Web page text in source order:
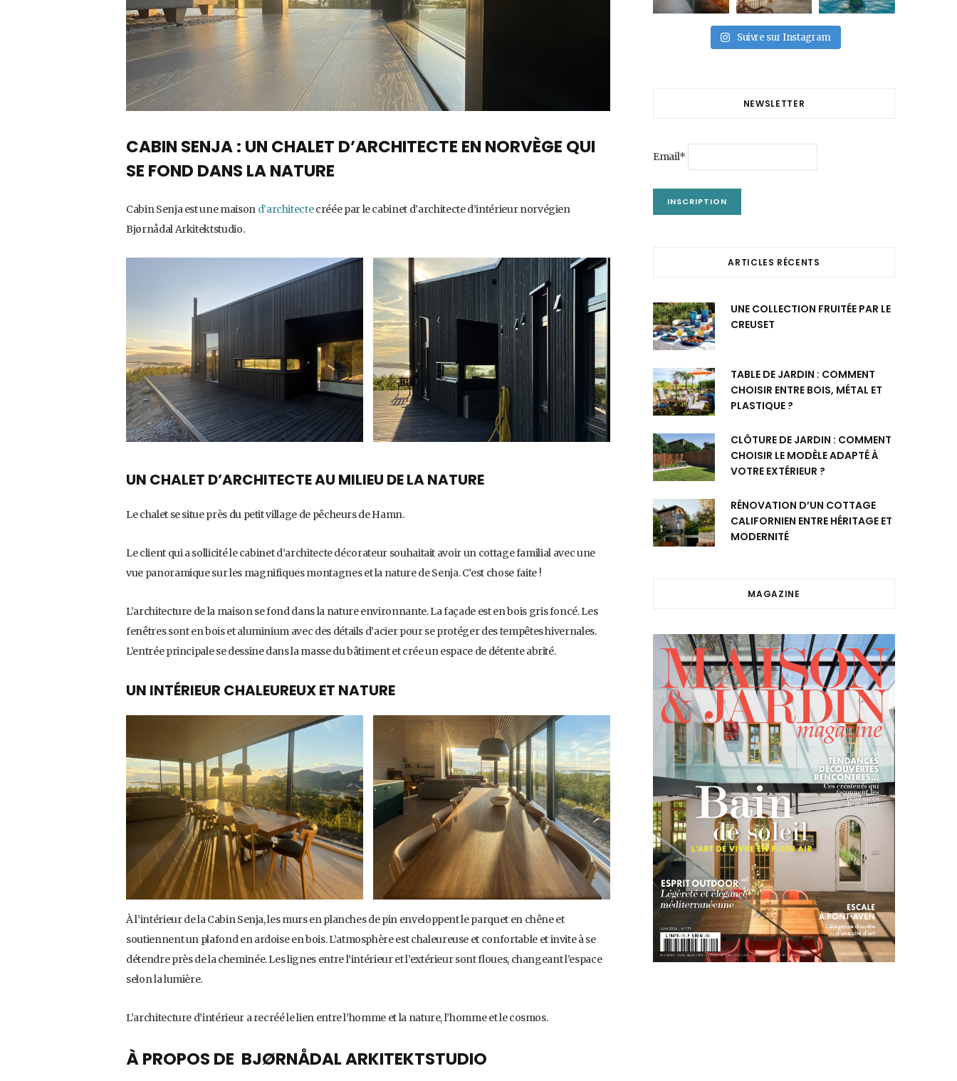
CABIN SENJA : UN CHALET D’ARCHITECTE EN NORVÈGE QUI
SE FOND DANS LA NATURE
Cabin Senja est une maison d’architectecréée par le cabinet d’architecte d’intérieur norvégien
Bjørnådal Arkitektstudio.
UN CHALET D’ARCHITECTE AU MILIEU DE LA NATURE
Le chalet se situe près du petit village de pêcheurs de Hamn.
Le client qui a sollicité le cabinet d’architecte décorateur souhaitait avoir un cottage familial avec une
vue panoramique sur les magnifiques montagnes et la nature de Senja. C’est chose faite !
L’architecture de la maison se fond dans la nature environnante. La façade est en bois gris foncé. Les
fenêtres sont en bois et aluminium avec des détails d’acier pour se protéger des tempêtes hivernales.
L’entrée principale se dessine dans la masse du bâtiment et crée un espace de détente abrité.
UN INTÉRIEUR CHALEUREUX ET NATURE
À l’intérieur de la Cabin Senja, les murs en planches de pin enveloppent le parquet en chêne et
soutiennent un plafond en ardoise en bois. L’atmosphère est chaleureuse et confortable et invite à se
détendre près de la cheminée. Les lignes entre l’intérieur et l’extérieur sont floues, changeant l’espace
selon la lumière.
L’architecture d’intérieur a recréé le lien entre l’homme et la nature, l’homme et le cosmos.
À PROPOS DE BJØRNÅDAL ARKITEKTSTUDIO
Suivre sur Instagram
NEWSLETTER
Email*
ARTICLES RÉCENTS
UNE COLLECTION FRUITÉE PAR LE
CREUSET
TABLE DE JARDIN : COMMENT
CHOISIR ENTRE BOIS, MÉTAL ET
PLASTIQUE ?
CLÔTURE DE JARDIN : COMMENT
CHOISIR LE MODÈLE ADAPTÉ À
VOTRE EXTÉRIEUR ?
RÉNOVATION D’UN COTTAGE
CALIFORNIEN ENTRE HÉRITAGE ET
MODERNITÉ
MAGAZINE